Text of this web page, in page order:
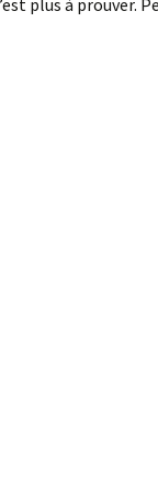
plus à prouver.